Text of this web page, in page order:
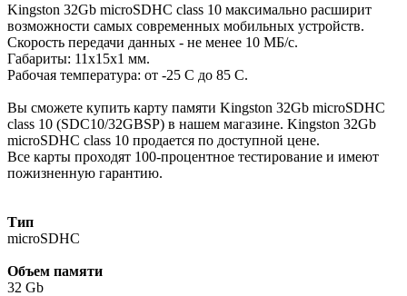
Kingston 32Gb microSDHC class 10 максимально расширит
возможности самых современных мобильных устройств.
Скорость передачи данных - не менее 10 МБ/с.
Габариты: 11x15x1 мм.
Рабочая температура: от -25 C до 85 C.
Вы сможете купить карту памяти Kingston 32Gb microSDHC
class 10 (SDC10/32GBSP) в нашем магазине. Kingston 32Gb
microSDHC class 10 продается по доступной цене.
Все карты проходят 100-процентное тестирование и имеют
пожизненную гарантию.
Тип
microSDHC
Объем памяти
32 Gb